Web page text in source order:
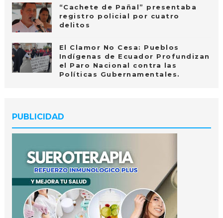
“Cachete de Pañal” presentaba
registro policial por cuatro
delitos
El Clamor No Cesa: Pueblos
Indígenas de Ecuador Profundizan
el Paro Nacional contra las
Políticas Gubernamentales.
PUBLICIDAD